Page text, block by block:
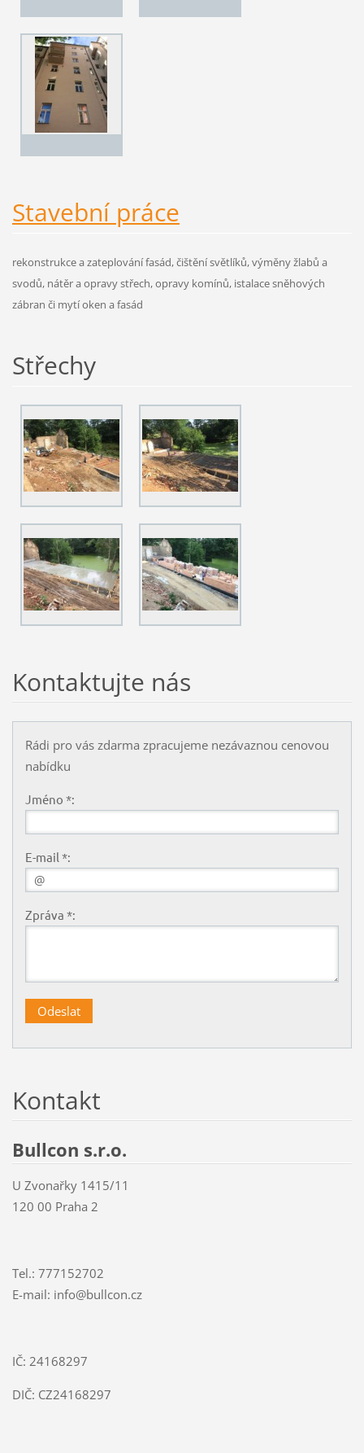
Stavební práce
rekonstrukce a zateplování fasád, čištění světlíků, výměny žlabů a
svodů, nátěr a opravy střech, opravy komínů, istalace sněhových
zábran či mytí oken a fasád
Střechy
Kontaktujte nás
Rádi pro vás zdarma zpracujeme nezávaznou cenovou
nabídku
Jméno *:
E-mail *:
Zpráva *:
Kontakt
Bullcon s.r.o.
U Zvonařky 1415/11
120 00 Praha 2
Tel.: 777152702
E-mail: info@bullcon.cz
IČ: 24168297
DIČ: CZ24168297